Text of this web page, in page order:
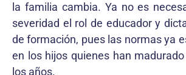
la familia cambia. Ya no es
severidad el rol de educador y
de formación, pues las normas ya
en los hijos quienes han
los años.